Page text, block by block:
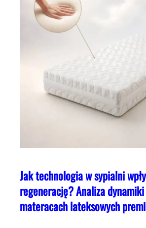
Jak technologia w sypialni
regenerację? Analiza dynamiki
materacach lateksowych